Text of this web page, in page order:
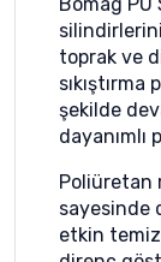
toprak ve
şekilde
dayanımlı
Poliüretan
sayesinde
etkin